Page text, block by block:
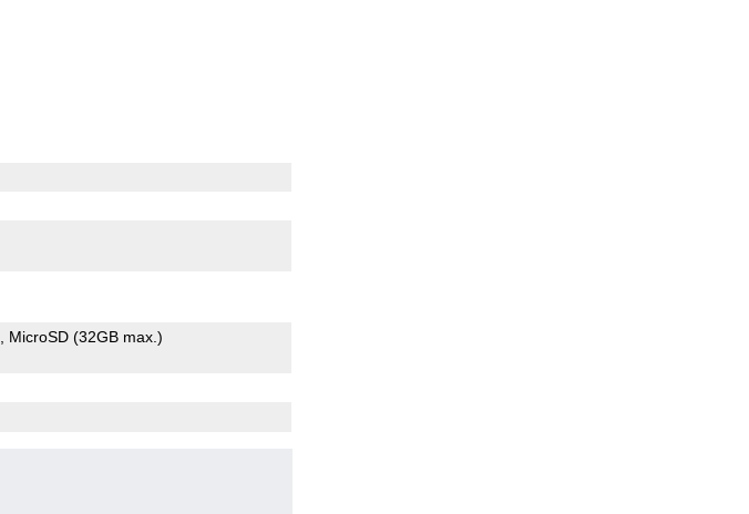
MicroSD (32GB max.)